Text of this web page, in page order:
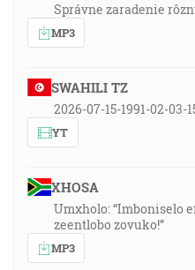
Správne zaradenie
MP3
SWAHILI TZ
2026-07-15-1991-02-
YT
XHOSA
Umxholo: “Imboniselo
zeentlobo zovuko!”
MP3